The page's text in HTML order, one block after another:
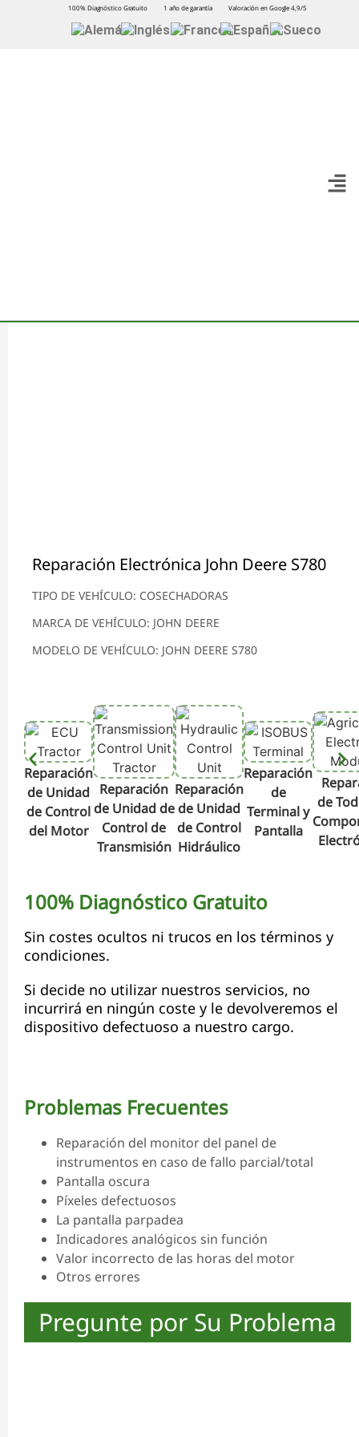
100% Diagnóstico Gratuito 1 año de garantía Valoración en Google 4,9/5
Reparación Electrónica John Deere S780
TIPO DE VEHÍCULO: COSECHADORAS
MARCA DE VEHÍCULO: JOHN DEERE
MODELO DE VEHÍCULO: JOHN DEERE S780
Reparación
de Unidad
de Control
del Motor
Reparación
de Unidad de
Control de
Transmisión
Reparación
de Unidad
de Control
Hidráulico
Reparación
de
Terminal y
Pantalla
de
100% Diagnóstico Gratuito
Sin costes ocultos ni trucos en los términos y
condiciones.
Si decide no utilizar nuestros servicios, no
incurrirá en ningún coste y le devolveremos el
dispositivo defectuoso a nuestro cargo.
Problemas Frecuentes
Reparación del monitor del panel de
instrumentos en caso de fallo parcial/total
Pantalla oscura
Píxeles defectuosos
La pantalla parpadea
Indicadores analógicos sin función
Valor incorrecto de las horas del motor
Otros errores
Pregunte por Su Problema